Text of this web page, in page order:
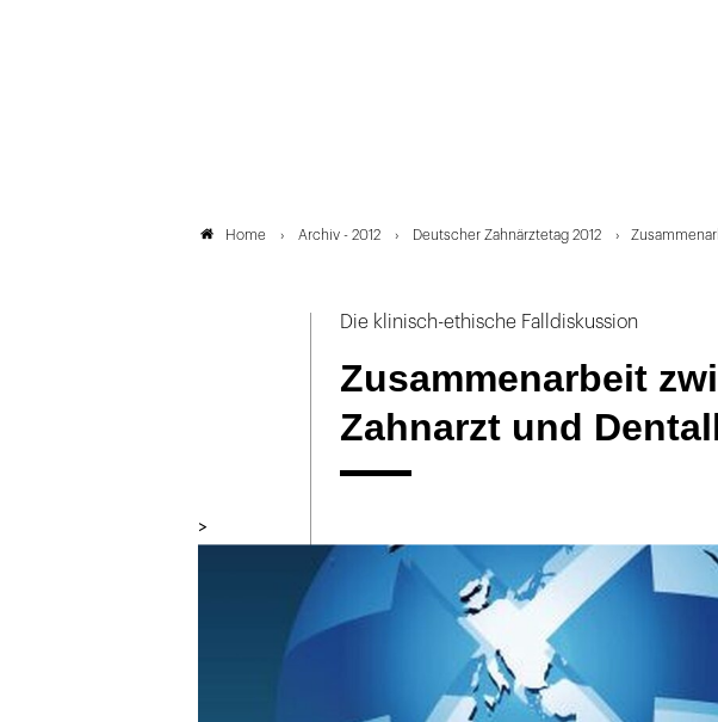
Home Archiv - 2012 Deutscher Zahnärztetag 2012
Die klinisch-ethische Falldiskussion
Zusammenarbeit
Zahnarzt und
>